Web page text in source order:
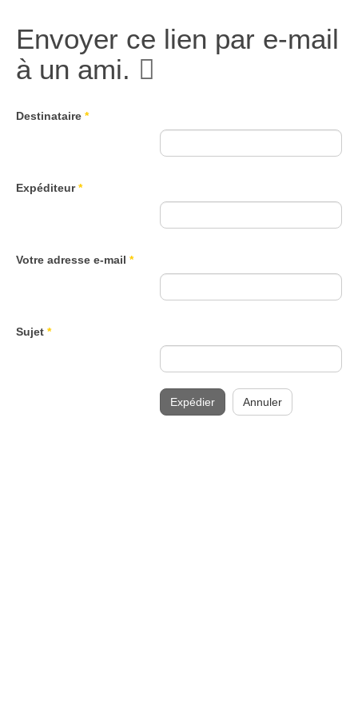
Envoyer ce lien par e-mail
à un ami.
Destinataire *
Expéditeur*
Votre adresse e-mail *
Sujet *
Expédier Annuler